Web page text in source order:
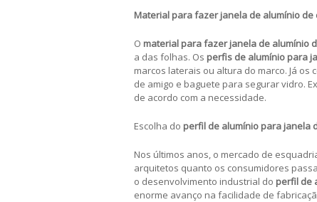
Material para fazer janela de alumínio de
O material para fazer janela de alumínio
a das folhas. Os perfis de alumínio para
marcos laterais ou altura do marco. Já
de amigo e baguete para segurar vidro.
de acordo com a necessidade.
Escolha do perfil de alumínio para janela
Nos últimos anos, o mercado de
arquitetos quanto os consumidores
o desenvolvimento industrial do perfil de
enorme avanço na facilidade de